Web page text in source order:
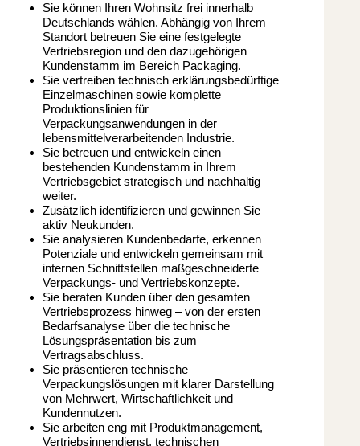
Sie können Ihren Wohnsitz frei innerhalb
Deutschlands wählen. Abhängig von Ihrem
Standort betreuen Sie eine festgelegte
Vertriebsregion und den dazugehörigen
Kundenstamm im Bereich Packaging.
Sie vertreiben technisch erklärungsbedürftige
Einzelmaschinen sowie komplette
Produktionslinien für
Verpackungsanwendungen in der
lebensmittelverarbeitenden Industrie.
Sie betreuen und entwickeln einen
bestehenden Kundenstamm in Ihrem
Vertriebsgebiet strategisch und nachhaltig
weiter.
Zusätzlich identifizieren und gewinnen Sie
aktiv Neukunden.
Sie analysieren Kundenbedarfe, erkennen
Potenziale und entwickeln gemeinsam mit
internen Schnittstellen maßgeschneiderte
Verpackungs- und Vertriebskonzepte.
Sie beraten Kunden über den gesamten
Vertriebsprozess hinweg – von der ersten
Bedarfsanalyse über die technische
Lösungspräsentation bis zum
Vertragsabschluss.
Sie präsentieren technische
Verpackungslösungen mit klarer Darstellung
von Mehrwert, Wirtschaftlichkeit und
Kundennutzen.
Sie arbeiten eng mit Produktmanagement,
Vertriebsinnendienst, technischen